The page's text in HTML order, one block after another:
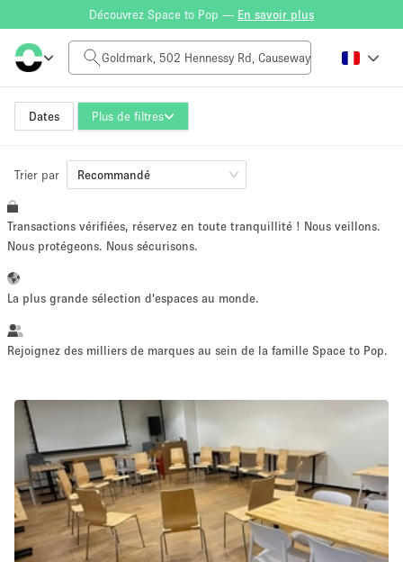
Découvrez Space to Pop — En savoir plus
Dates Plus de filtres
Tarif à la journée
HK$0
Taille de l'espace
~ 13 personnes
Vente au
Showroom Événement Art Alimentation
Séance de
photo
Conférence Réunion Bureaux
Local
Commercial
Partagé
Trier par Recommandé
Transactions vérifiées, réservez en toute tranquillité ! Nous veillons.
Nous protégeons. Nous sécurisons.
La plus grande sélection d'espaces au monde.
Rejoignez des milliers de marques au sein de la famille Space to Pop.